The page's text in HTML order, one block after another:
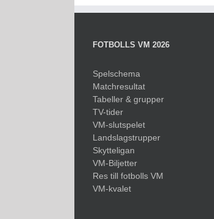
FOTBOLLS VM 2026
Spelschema
Matchresultat
Tabeller & grupper
TV-tider
VM-slutspelet
Landslagstrupper
Skytteligan
VM-Biljetter
Res till fotbolls VM
VM-kvalet